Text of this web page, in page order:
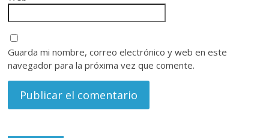
Guarda mi nombre, correo electrónico y web en este
navegador para la próxima vez que comente.